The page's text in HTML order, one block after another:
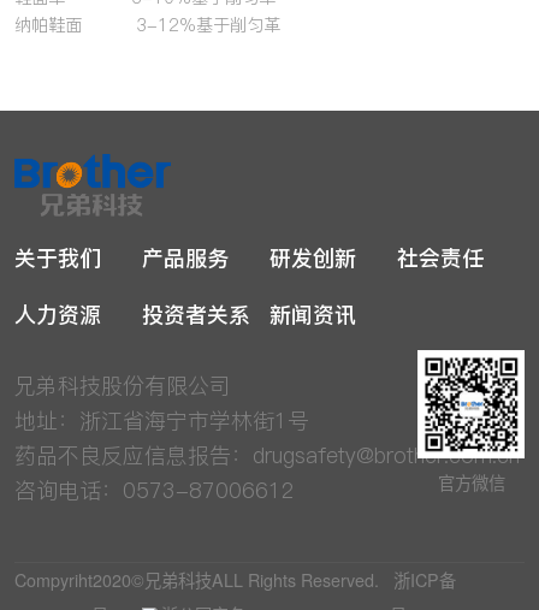
纳帕鞋面 3-12%基于削匀革
关于我们 产品服务 研发创新
社会责任
人力资源
投资者关系 新闻资讯
兄弟科技股份有限公司
地址：浙江省海宁市学林街1号
药品不良反应信息报告： drugsafety@brother.com.cn
咨询电话：0573-87006612
官方微信
Compyriht2020©兄弟科技ALL Rights Reserved. 浙ICP备